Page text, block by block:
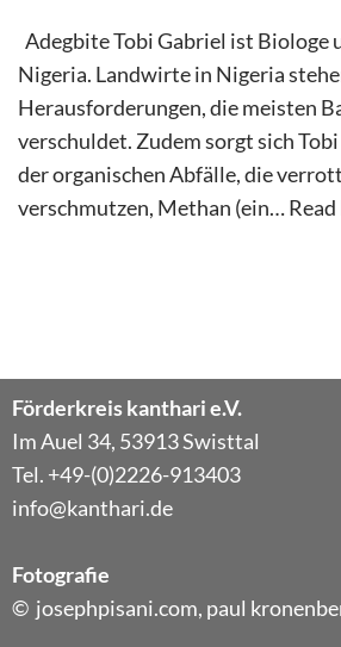
Adegbite Tobi Gabriel ist Biologe
Nigeria. Landwirte in Nigeria
Herausforderungen, die meisten
verschuldet. Zudem sorgt sich
der organischen Abfälle, die
verschmutzen, Methan (ein…
Förderkreis kanthari e.V.
Im Auel 34, 53913 Swisttal
Tel. +49-(0)2226-913403
info@kanthari.de
Fotografie
© josephpisani.com, paul